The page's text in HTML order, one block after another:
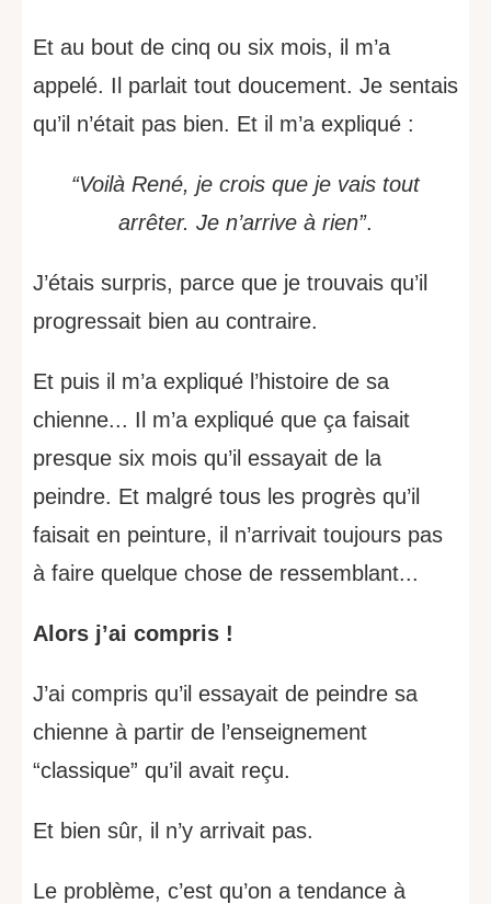
Et au bout de cinq ou six mois, il m’a
appelé. Il parlait tout doucement. Je sentais
qu’il n’était pas bien. Et il m’a expliqué :
“Voilà René, je crois que je vais tout
arrêter. Je n’arrive à rien”.
J’étais surpris, parce que je trouvais qu’il
progressait bien au contraire.
Et puis il m’a expliqué l’histoire de sa
chienne... Il m’a expliqué que ça faisait
presque six mois qu’il essayait de la
peindre. Et malgré tous les progrès qu’il
faisait en peinture, il n’arrivait toujours pas
à faire quelque chose de ressemblant...
Alors j’ai compris !
J’ai compris qu’il essayait de peindre sa
chienne à partir de l’enseignement
“classique” qu’il avait reçu.
Et bien sûr, il n’y arrivait pas.
Le problème, c’est qu’on a tendance à